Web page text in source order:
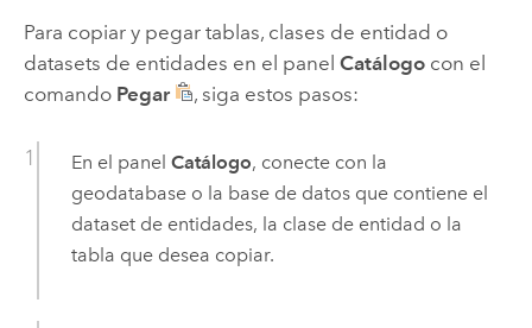
Para copiar y pegar tablas, clases de entidad o
datasets de entidades en el panel Catálogocon el
comando Pegar , siga estos pasos:
En el panel Catálogo, conecte con la
geodatabase o la base de datos que contiene el
dataset de entidades, la clase de entidad o la
tabla que desea copiar.